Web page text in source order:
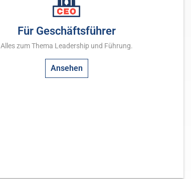
Für Geschäftsführer
Alles zum Thema Leadership und Führung.
Ansehen